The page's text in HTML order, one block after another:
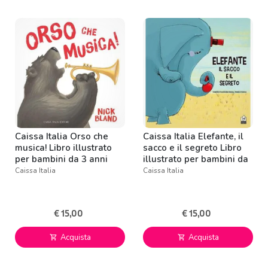
Caissa Italia Orso che
musica! Libro illustrato
per bambini da 3 anni
Caissa Italia
€ 15,00
shopping_cart Acquista
Caissa Italia Elefante, il
sacco e il segreto Libro
illustrato per bambini da
3 anni
Caissa Italia
€ 15,00
shopping_cart Acquista